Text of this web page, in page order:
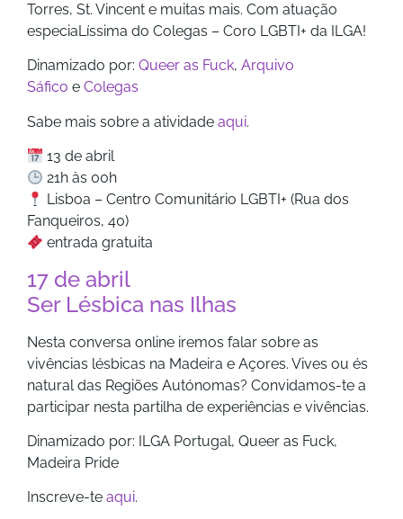
Torres, St. Vincent e muitas mais. Com atuação
especiaLíssima do Colegas – Coro LGBTI+ da ILGA!
Dinamizado por: Queer as Fuck, Arquivo
Sáfico e Colegas
Sabe mais sobre a atividade aqui.
13 de abril
21h às 00h
Lisboa – Centro Comunitário LGBTI+ (Rua dos
Fanqueiros, 40)
entrada gratuita
17 de abril
Ser Lésbica nas Ilhas
Nesta conversa online iremos falar sobre as
vivências lésbicas na Madeira e Açores. Vives ou és
natural das Regiões Autónomas? Convidamos-te a
participar nesta partilha de experiências e vivências.
Dinamizado por: ILGA Portugal, Queer as Fuck,
Madeira Pride
Inscreve-te aqui.